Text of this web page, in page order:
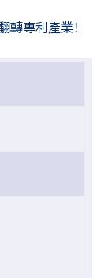
專利產業！